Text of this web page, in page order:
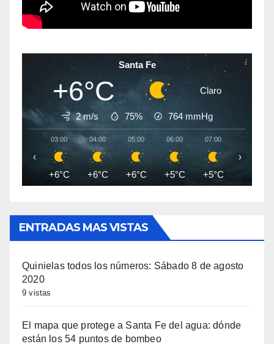
Santa Fe
+6°C Claro
2 m/s 75% 764 mmHg
03:00
+6°C
04:00
+6°C
05:00
+6°C
06:00
+5°C
07:00
+5°C +5°C
‹ ›
ENTRADAS MAS VISTAS
Quinielas todos los números: Sábado 8 de agosto
2020
9 vistas
El mapa que protege a Santa Fe del agua: dónde
están los 54 puntos de bombeo